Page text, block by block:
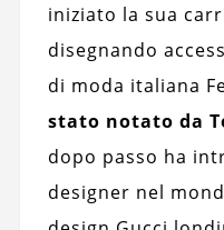
iniziato la sua
disegnando
di moda italiana
stato notato da
dopo passo ha
designer nel